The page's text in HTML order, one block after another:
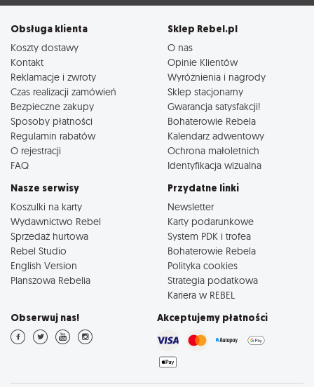
Obsługa klienta
Koszty dostawy
Kontakt
Reklamacje i zwroty
Czas realizacji zamówień
Bezpieczne zakupy
Sposoby płatności
Regulamin rabatów
O rejestracji
FAQ
Sklep Rebel.pl
O nas
Opinie Klientów
Wyróżnienia i nagrody
Sklep stacjonarny
Gwarancja satysfakcji!
Bohaterowie Rebela
Kalendarz adwentowy
Ochrona małoletnich
Identyfikacja wizualna
Nasze serwisy
Koszulki na karty
Wydawnictwo Rebel
Sprzedaż hurtowa
Rebel Studio
English Version
Planszowa Rebelia
Przydatne linki
Newsletter
Karty podarunkowe
System PDK i trofea
Bohaterowie Rebela
Polityka cookies
Strategia podatkowa
Kariera w REBEL
Obserwuj nas! Akceptujemy płatności